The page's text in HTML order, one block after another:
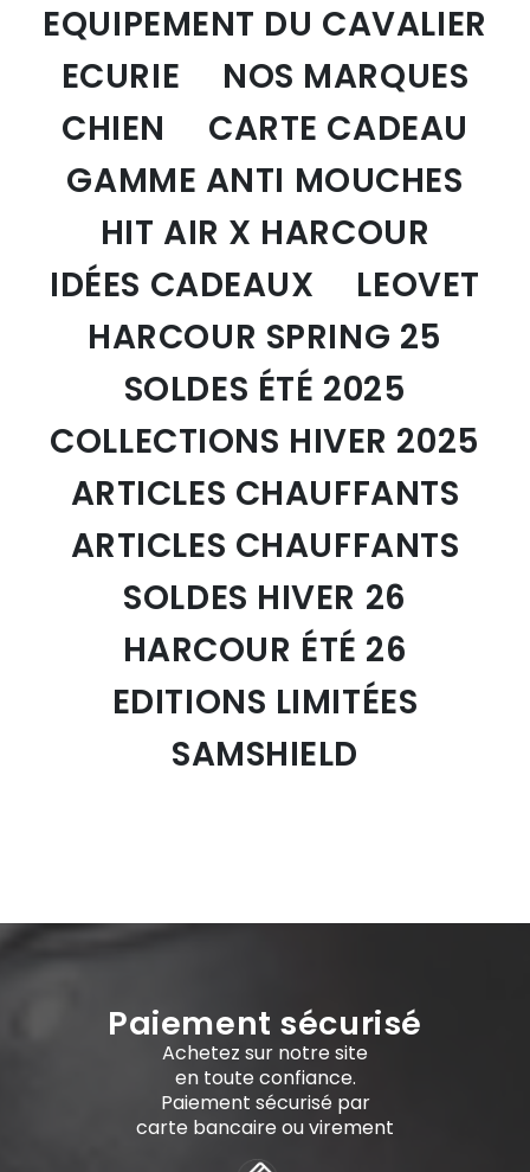
EQUIPEMENT DU CAVALIER
ECURIE
NOS MARQUES
CHIEN
CARTE CADEAU
GAMME ANTI MOUCHES
HIT AIR X HARCOUR
IDÉES CADEAUX
LEOVET
HARCOUR SPRING 25
SOLDES ÉTÉ 2025
COLLECTIONS HIVER 2025
ARTICLES CHAUFFANTS
ARTICLES CHAUFFANTS
SOLDES HIVER 26
HARCOUR ÉTÉ 26
EDITIONS LIMITÉES
SAMSHIELD
Paiement sécurisé
Achetez sur notre site
en toute confiance.
Paiement sécurisé par
carte bancaire ou virement